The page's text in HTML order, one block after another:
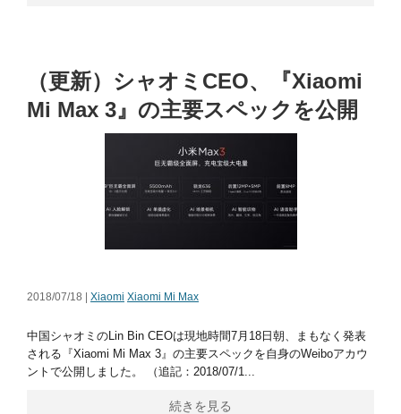
（更新）シャオミCEO、『Xiaomi
Mi Max 3』の主要スペックを公開
2018/07/18 | Xiaomi Xiaomi Mi Max
中国シャオミのLin Bin CEOは現地時間7月18日朝、まもなく発表
される『Xiaomi Mi Max 3』の主要スペックを自身のWeiboアカウ
ントで公開しました。 （追記：2018/07/1...
続きを見る